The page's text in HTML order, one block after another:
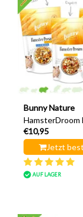
Bunny Nature
HamsterDroom
500 Gramm
Hamsterfutter
€10,95
Jetzt
AUF LAGER